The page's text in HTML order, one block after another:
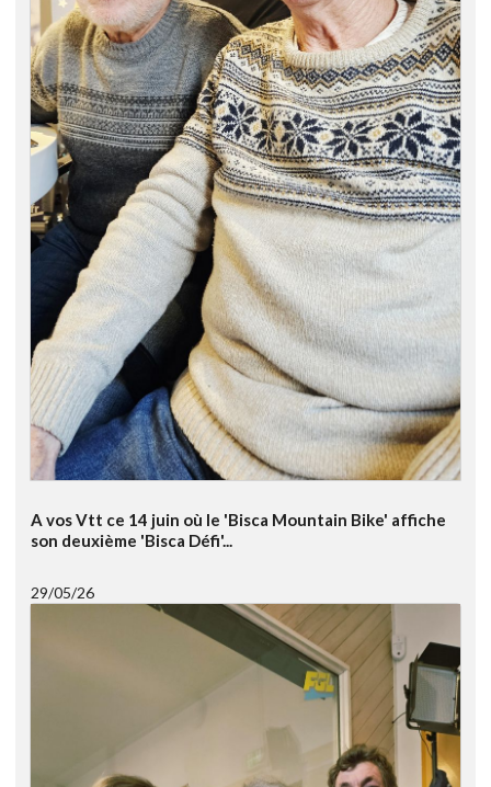
A vos Vtt ce 14 juin où le 'Bisca Mountain Bike' affiche
son deuxième 'Bisca Défi'...
29/05/26